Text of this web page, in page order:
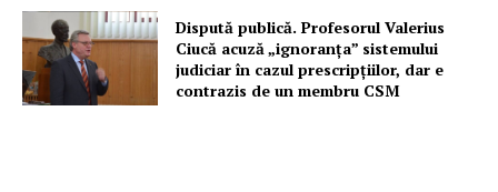
Dispută publică. Profesorul Valerius
Ciucă acuză „ignoranța” sistemului
judiciar în cazul prescripțiilor, dar e
contrazis de un membru CSM